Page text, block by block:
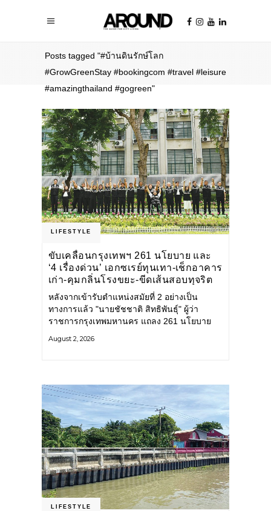
Posts tagged "#บ้านดินรักษ์โลก
#GrowGreenStay #bookingcom #travel #leisure
#amazingthailand #gogreen"
LIFESTYLE
ขับเคลื่อนกรุงเทพฯ 261 นโยบาย และ
‘4 เรื่องด่วน’ เอกซเรย์ทุนเทา-เช็กอาคาร
เก่า-คุมกลิ่นโรงขยะ-ขีดเส้นสอบทุจริต
หลังจากเข้ารับตำแหน่งสมัยที่ 2 อย่างเป็น
ทางการแล้ว "นายชัชชาติ สิทธิพันธุ์" ผู้ว่า
ราชการกรุงเทพมหานคร แถลง 261 นโยบาย
ยุทธศาสตร์ จัดทำตัวชี้วัด
August 2, 2026
LIFESTYLE